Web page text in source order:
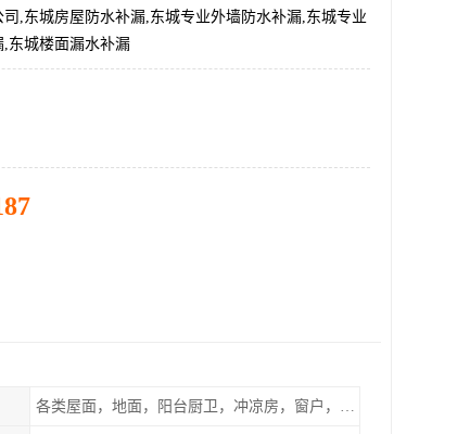
司,东城房屋防水补漏,东城专业外墙防水补漏,东城专业
,东城楼面漏水补漏
各类屋面，地面，阳台厨卫，冲凉房，窗户，地下室等